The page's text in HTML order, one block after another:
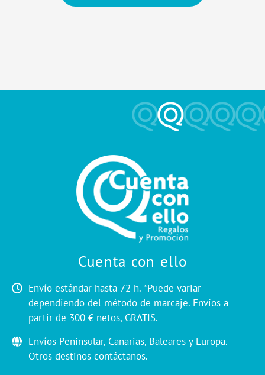
Cuenta con ello
Envío estándar hasta 72 h. *Puede variar
dependiendo del método de marcaje. Envíos a
partir de 300 € netos, GRATIS.
Envíos Peninsular, Canarias, Baleares y Europa.
Otros destinos contáctanos.